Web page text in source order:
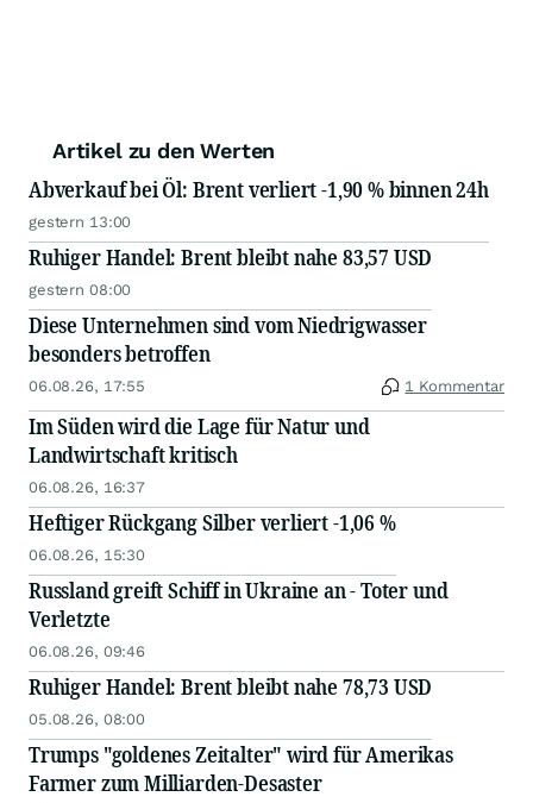
Artikel zu den Werten
Abverkauf bei Öl: Brent verliert -1,90 % binnen 24h
gestern 13:00
Ruhiger Handel: Brent bleibt nahe 83,57 USD
gestern 08:00
Diese Unternehmen sind vom Niedrigwasser
besonders betroffen
06.08.26, 17:55 1 Kommentar
Im Süden wird die Lage für Natur und
Landwirtschaft kritisch
06.08.26, 16:37
Heftiger Rückgang Silber verliert -1,06 %
06.08.26, 15:30
Russland greift Schiff in Ukraine an - Toter und
Verletzte
06.08.26, 09:46
Ruhiger Handel: Brent bleibt nahe 78,73 USD
05.08.26, 08:00
Trumps "goldenes Zeitalter" wird für Amerikas
Farmer zum Milliarden-Desaster